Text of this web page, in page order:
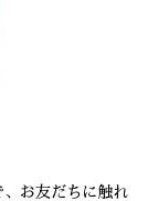
お友だちに触れ